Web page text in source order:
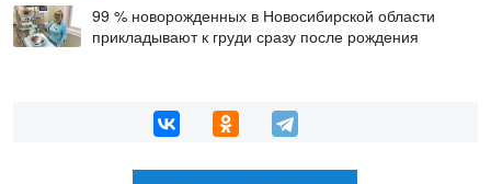
99 % новорожденных в Новосибирской области
прикладывают к груди сразу после рождения